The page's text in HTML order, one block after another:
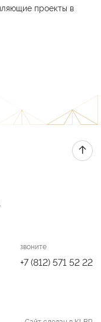
проекты в
звоните
+7 (812) 571 52 22